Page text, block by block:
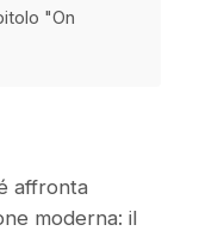
"On
affronta
moderna: il